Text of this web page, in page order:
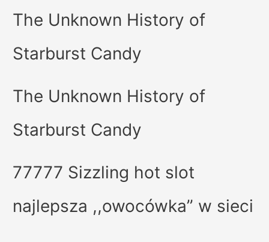
The Unknown History of
Starburst Candy
The Unknown History of
Starburst Candy
77777 Sizzling hot slot
najlepsza ,,owocówka” w sieci